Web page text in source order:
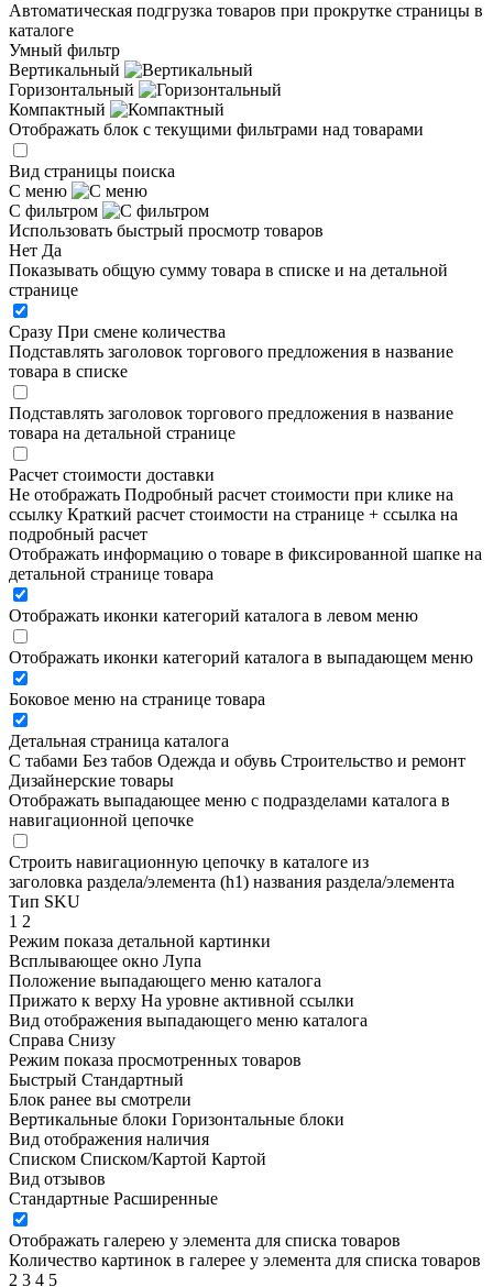
Автоматическая подгрузка товаров при прокрутке страницы в
каталоге
Умный фильтр
Вертикальный
Горизонтальный
Компактный
Отображать блок с текущими фильтрами над товарами
Вид страницы поиска
С меню
С фильтром
Использовать быстрый просмотр товаров
Нет Да
Показывать общую сумму товара в списке и на детальной
странице
Сразу При смене количества
Подставлять заголовок торгового предложения в название
товара в списке
Подставлять заголовок торгового предложения в название
товара на детальной странице
Расчет стоимости доставки
Не отображать Подробный расчет стоимости при клике на
ссылку Краткий расчет стоимости на странице + ссылка на
подробный расчет
Отображать информацию о товаре в фиксированной шапке на
детальной странице товара
Отображать иконки категорий каталога в левом меню
Отображать иконки категорий каталога в выпадающем меню
Боковое меню на странице товара
Детальная страница каталога
С табами Без табов Одежда и обувь Строительство и ремонт
Дизайнерские товары
Отображать выпадающее меню с подразделами каталога в
навигационной цепочке
Строить навигационную цепочку в каталоге из
заголовка раздела/элемента (h1) названия раздела/элемента
Тип SKU
1 2
Режим показа детальной картинки
Всплывающее окно Лупа
Положение выпадающего меню каталога
Прижато к верху На уровне активной ссылки
Вид отображения выпадающего меню каталога
Справа Снизу
Режим показа просмотренных товаров
Быстрый Стандартный
Блок ранее вы смотрели
Вертикальные блоки Горизонтальные блоки
Вид отображения наличия
Списком Списком/Картой Картой
Вид отзывов
Стандартные Расширенные
Отображать галерею у элемента для списка товаров
Количество картинок в галерее у элемента для списка товаров
2 3 4 5